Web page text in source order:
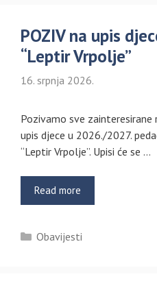
POZIV na upis
“Leptir Vrpolje”
16. srpnja 2026.
Pozivamo sve
upis djece u 2026./2027.
“Leptir Vrpolje”. Upisi će se …
Read more
Kategorije
Obavijesti